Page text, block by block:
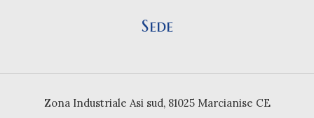
Sede
Zona Industriale Asi sud, 81025 Marcianise CE